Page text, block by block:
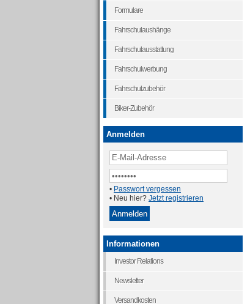
Formulare
Fahrschulaushänge
Fahrschulausstattung
Fahrschulwerbung
Fahrschulzubehör
Biker-Zubehör
Anmelden
• Passwort vergessen
• Neu hier? Jetzt registrieren
Informationen
Investor Relations
Newsletter
Versandkosten